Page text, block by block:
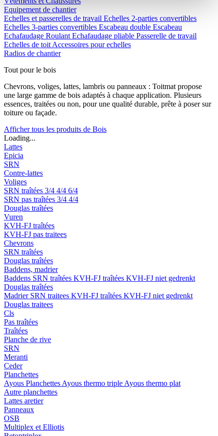
Equipement de chantier
Echelles et passerelles de travail Echelles 2-parties convertibles
Echelles 3-parties convertibles Escabeau double Escabeau
Echafaudage Roulant Echafaudage pliable Passerelle de travail
Echelles de toit Accessoires pour echelles
Radios de chantier
Tout pour le bois
Chevrons, voliges, lattes, lambris ou panneaux : Toitmat propose
une large gamme de bois adaptés à chaque application. Plusieurs
essences, traitées ou non, pour une qualité durable, prête à poser sur
toiture ou façade.
Afficher tous les produits de Bois
Loading...
Lattes
Epicia
SRN
Contre-lattes
Voliges
SRN traîtées 3/4 4/4 6/4
SRN pas traîtées 3/4 4/4
Douglas traîtées
Vuren
KVH-FJ traîtées
KVH-FJ pas traitees
Chevrons
SRN traîtées
Douglas traîtées
Baddens, madrier
Baddens SRN traîtées KVH-FJ traîtées KVH-FJ niet gedrenkt
Douglas traîtées
Madrier SRN traitees KVH-FJ traîtées KVH-FJ niet gedrenkt
Douglas traitees
Cls
Pas traîtées
Traîtées
Planche de rive
SRN
Meranti
Ceder
Planchettes
Ayous Planchettes Ayous thermo triple Ayous thermo plat
Autre planchettes
Lattes aretier
Panneaux
OSB
Multiplex et Elliotis